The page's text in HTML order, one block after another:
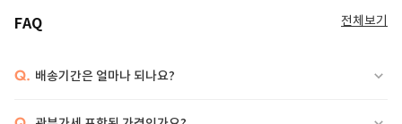
FAQ 전체보기
Q. 배송기간은 얼마나 되나요?